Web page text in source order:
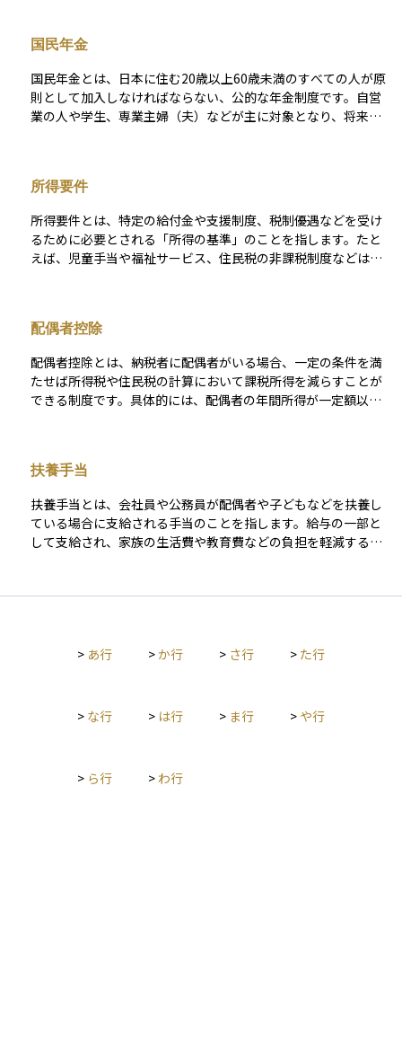
収入などに応じて決まり、原則として医療費の自己負担は3割で
済みます。また、扶養されている家族（被扶養者）も一定の条
件を満たせば保険の対象となり、個別に保険料を支払わなくて
も医療サービスを受けられる仕組みになっています。健康保険
は日常生活の安心を支える基本的な社会保障制度のひとつで
国民年金
国民年金とは、日本に住む20歳以上60歳未満のすべての人が原
則として加入しなければならない、公的な年金制度です。自営
業の人や学生、専業主婦（夫）などが主に対象となり、将来の
うことで、将来必要となる生活の土台を作る仕組みであり、日
本の年金制度の基本となる重要な制度です。
所得要件
所得要件とは、特定の給付金や支援制度、税制優遇などを受け
るために必要とされる「所得の基準」のことを指します。たと
えば、児童手当や福祉サービス、住民税の非課税制度などは、
す。制度によっては、年収ではなく「所得金額」や「課税所
得」など、税務上の特定の指標が使われるため、同じ年収でも
制度の対象になるかどうかが異なることがあります。所得要件
は公平な支給を実現するための基準であり、制度を利用する際
には必ず確認すべき重要なポイントです。
配偶者控除
配偶者控除とは、納税者に配偶者がいる場合、一定の条件を満
たせば所得税や住民税の計算において課税所得を減らすことが
できる制度です。具体的には、配偶者の年間所得が一定額以下
扶養内で働く配偶者がいる世帯にとって重要な意味を持ちま
す。なお、配偶者の収入が一定額を超えるとこの控除が使えな
くなるため、「○○万円の壁」といった表現で語られることも
あります。資産運用やライフプランを考える際には、税金の仕
組みを理解しておくことが大切であり、配偶者控除はその中で
扶養手当
扶養手当とは、会社員や公務員が配偶者や子どもなどを扶養し
ている場合に支給される手当のことを指します。給与の一部と
して支給され、家族の生活費や教育費などの負担を軽減する目
ているわけではありません。投資や資産運用を考える上でも、
養する家族がいると会社からもらえる追加のサポート」と理解
> あ行 >か行 > さ行 > た行
> な行 > は行 > ま行 > や行
> ら行 > わ行